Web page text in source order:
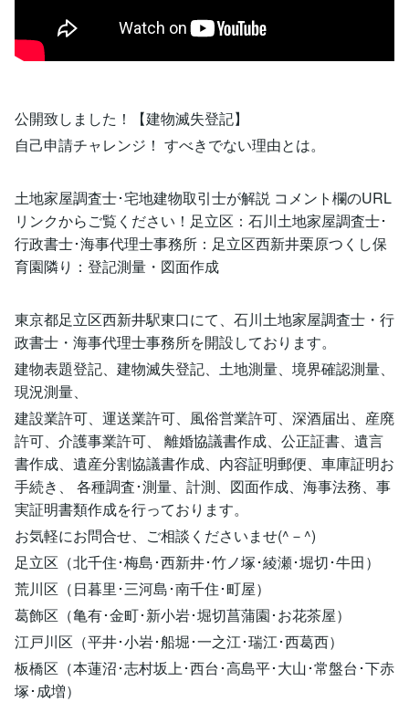
公開致しました！【建物滅失登記】
自己申請チャレンジ！ すべきでない理由とは。
土地家屋調査士･宅地建物取引士が解説 コメント欄のURL
リンクからご覧ください！足立区：石川土地家屋調査士･
行政書士･海事代理士事務所：足立区西新井栗原つくし保
育園隣り：登記測量・図面作成
東京都足立区西新井駅東口にて、石川土地家屋調査士・行
政書士・海事代理士事務所を開設しております。
建物表題登記、建物滅失登記、土地測量、境界確認測量、
現況測量、
建設業許可、運送業許可、風俗営業許可、深酒届出、産廃
許可、介護事業許可、 離婚協議書作成、公正証書、遺言
書作成、遺産分割協議書作成、内容証明郵便、車庫証明お
手続き、 各種調査･測量、計測、図面作成、海事法務、事
実証明書類作成を行っております。
お気軽にお問合せ、ご相談くださいませ(^－^)
足立区（北千住･梅島･西新井･竹ノ塚･綾瀬･堀切･牛田）
荒川区（日暮里･三河島･南千住･町屋）
葛飾区（亀有･金町･新小岩･堀切菖蒲園･お花茶屋）
江戸川区（平井･小岩･船堀･一之江･瑞江･西葛西）
板橋区（本蓮沼･志村坂上･西台･高島平･大山･常盤台･下赤
塚･成増）